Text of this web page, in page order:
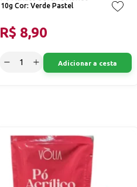
10g Cor: Verde Pastel
R$ 8,90
Adicionar a cesta